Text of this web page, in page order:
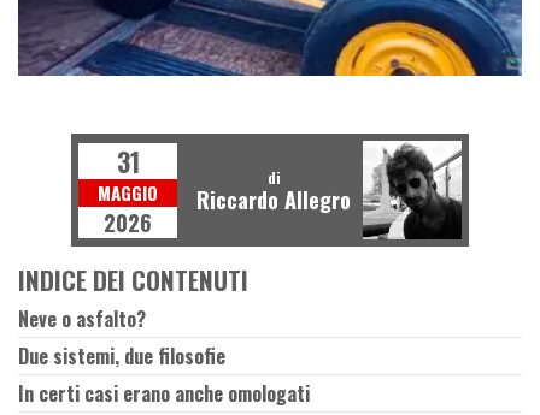
31
MAGGIO
2026
di
Riccardo Allegro
INDICE DEI CONTENUTI
Neve o asfalto?
Due sistemi, due filosofie
In certi casi erano anche omologati